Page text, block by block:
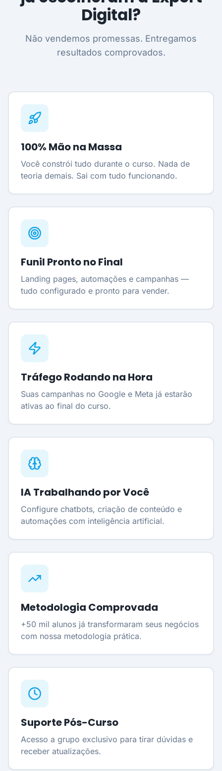
Digital?
Não vendemos promessas. Entregamos
resultados comprovados.
100% Mão na Massa
Você constrói tudo durante o curso. Nada de
teoria demais. Sai com tudo funcionando.
Funil Pronto no Final
Landing pages, automações e campanhas —
tudo configurado e pronto para vender.
Tráfego Rodando na Hora
Suas campanhas no Google e Meta já estarão
ativas ao final do curso.
IA Trabalhando por Você
Configure chatbots, criação de conteúdo e
automações com inteligência artificial.
Metodologia Comprovada
+50 mil alunos já transformaram seus negócios
com nossa metodologia prática.
Suporte Pós-Curso
Acesso a grupo exclusivo para tirar dúvidas e
receber atualizações.